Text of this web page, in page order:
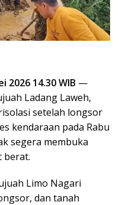
2026 14.30 WIB —
Ladang Laweh,
setelah longsor
kendaraan pada Rabu
segera membuka
berat.
Limo Nagari
dan tanah